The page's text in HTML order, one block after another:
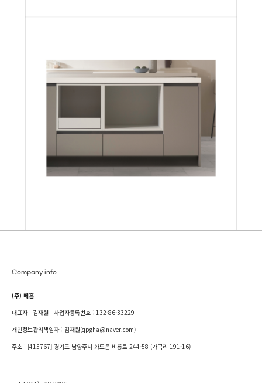
Company info
(주) 베홈
대표자 : 김재원 | 사업자등록번호 : 132-86-33229
개인정보관리책임자 : 김재원(qpgha@naver.com)
주소 : [415767] 경기도 남양주시 화도읍 비룡로 244-58 (가곡리 191-16)